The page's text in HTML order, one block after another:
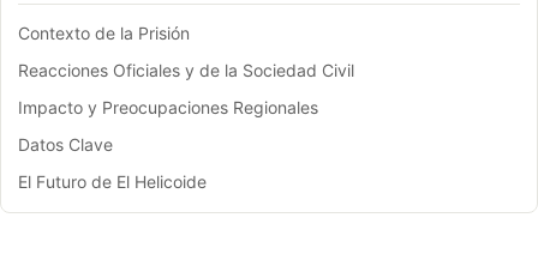
Contexto de la Prisión
Reacciones Oficiales y de la Sociedad Civil
Impacto y Preocupaciones Regionales
Datos Clave
El Futuro de El Helicoide